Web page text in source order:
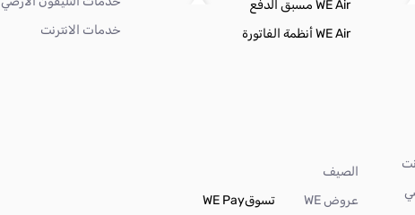
WE Air مسبق الدفع
WE Air أنظمة الفاتورة
خدمات الانترنت
الصيف
عروض WE
تسوقWE Pay